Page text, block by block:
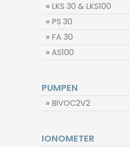
» LKS 30 & LKS100
» PS 30
» FA 30
»AS100
PUMPEN
» BiVOC2V2
IONOMETER